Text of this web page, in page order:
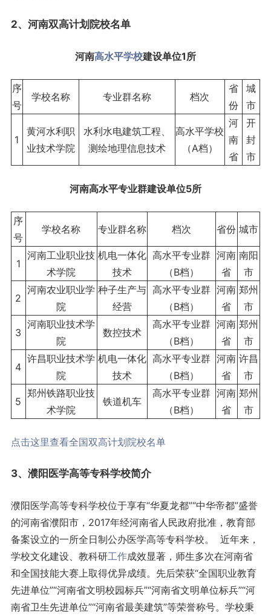
2、 河南双高计划院校名单
河南高水平学校建设单位1所
序
号
学校名称 专业群名称 档次
省
份
城
市
1
黄河水利职
业技术学院
水利水电建筑工程、
测绘地理信息技术
高水平学校
（A档）
河
南
省
开
封
市
河南高水平专业群建设单位5所
序
号
学校名称 专业群名称 档次 省份 城市
1
河南工业职业技
术学院
机电一体化
技术
高水平专业群
（B档）
河南
省
南阳
市
2
河南农业职业学
院
种子生产与
经营
高水平专业群
（B档）
河南
省
郑州
市
3
河南职业技术学
院
数控技术
高水平专业群
（B档）
河南
省
郑州
市
4
许昌职业技术学
院
机电一体化
技术
高水平专业群
（B档）
河南
省
许昌
市
5
郑州铁路职业技
术学院
铁道机车
高水平专业群
（B档）
河南
省
郑州
市
点击这里查看全国双高计划院校名单
3、濮阳医学高等专科学校简介
濮阳医学高等专科学校位于享有“华夏龙都”“中华帝都”盛誉
的河南省濮阳市，2017年经河南省人民政府批准，教育部
备案设立的一所全日制公办医学高等专科学校。 近年来，
学校文化建设、教科研工作成效显著，师生多次在河南省
和全国技能大赛上取得优异成绩。先后荣获“全国职业教育
先进单位”“河南省文明校园标兵”“河南省文明单位标兵”“河
南省卫生先进单位”“河南省最美建筑”等荣誉称号。学校秉